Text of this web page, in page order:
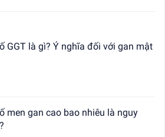
GGT là gì? Ý nghĩa đối với gan mật
men gan cao bao nhiêu là nguy